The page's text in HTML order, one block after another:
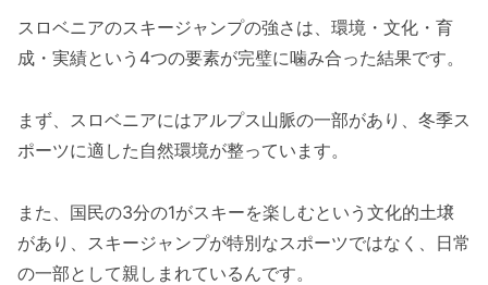
スロベニアのスキージャンプの強さは、環境・文化・育
成・実績という4つの要素が完璧に噛み合った結果です。
まず、スロベニアにはアルプス山脈の一部があり、冬季ス
ポーツに適した自然環境が整っています。
また、国民の3分の1がスキーを楽しむという文化的土壌
があり、スキージャンプが特別なスポーツではなく、日常
の一部として親しまれているんです。